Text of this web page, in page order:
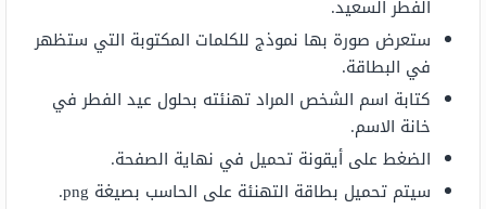
الفطر السعيد.
ستعرض صورة بها نموذج للكلمات المكتوبة التي ستظهر
في البطاقة.
كتابة اسم الشخص المراد تهنئته بحلول عيد الفطر في
خانة الاسم.
الضغط على أيقونة تحميل في نهاية الصفحة.
سيتم تحميل بطاقة التهنئة على الحاسب بصيغة png.